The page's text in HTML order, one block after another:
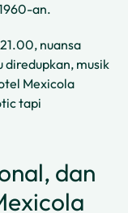
an.
nuansa
musik
Mexicola
tapi
dan